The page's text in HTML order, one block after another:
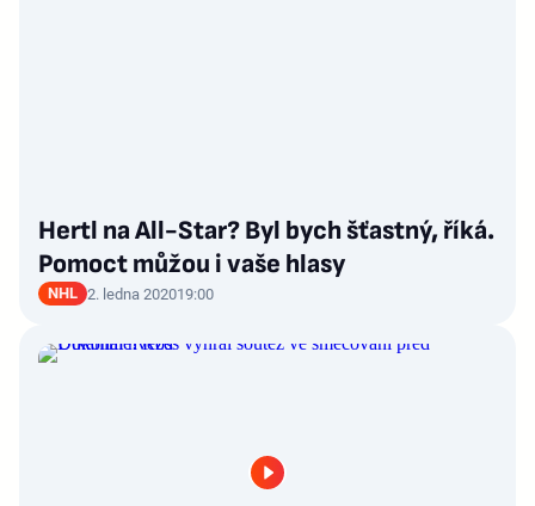
Hertl na All-Star? Byl bych šťastný, říká.
Pomoct můžou i vaše hlasy
NHL 2. ledna 202019:00